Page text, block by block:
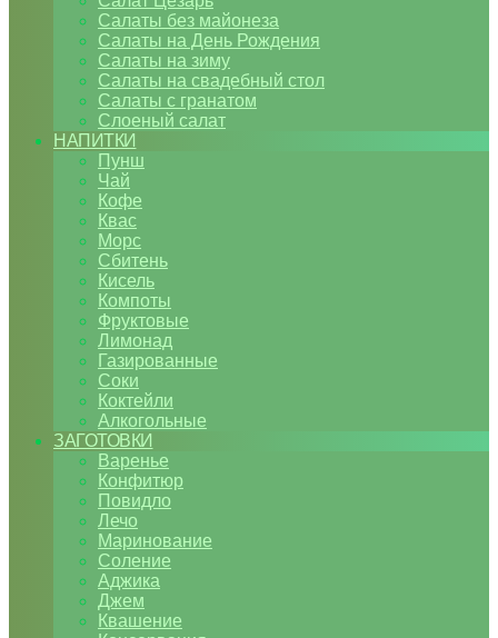
Салаты без майонеза
Салаты на День Рождения
Салаты на зиму
Салаты на свадебный стол
Салаты с гранатом
Слоеный салат
НАПИТКИ
Пунш
Чай
Кофе
Квас
Морс
Сбитень
Кисель
Компоты
Фруктовые
Лимонад
Газированные
Соки
Коктейли
Алкогольные
ЗАГОТОВКИ
Варенье
Конфитюр
Повидло
Лечо
Маринование
Соление
Аджика
Джем
Квашение